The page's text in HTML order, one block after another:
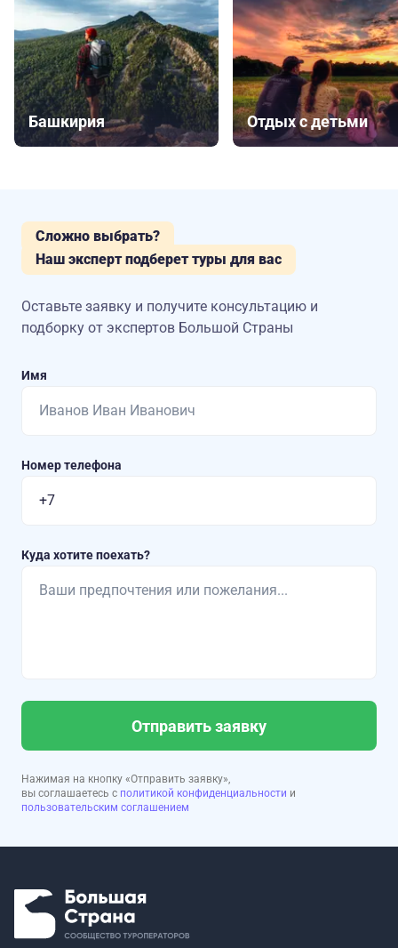
Башкирия Отдых с детьми
Сложно выбрать?
Наш эксперт подберет туры для вас
Оставьте заявку и получите консультацию и
подборку от экспертов Большой Страны
Имя
Номер телефона
Куда хотите поехать?
Отправить заявку
Нажимая на кнопку «Отправить заявку»,
вы соглашаетесь с политикой конфиденциальности и
пользовательским соглашением